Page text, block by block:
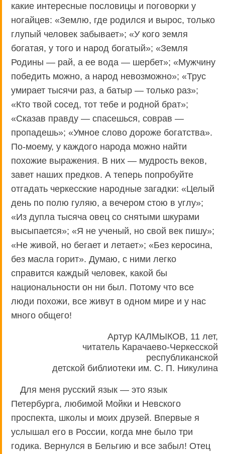
какие интересные пословицы и поговорки у
ногайцев: «Землю, где родился и вырос, только
глупый человек забывает»; «У кого земля
богатая, у того и народ богатый»; «Земля
Родины — рай, а ее вода — шербет»; «Мужчину
победить можно, а народ невозможно»; «Трус
умирает тысячи раз, а батыр — только раз»;
«Кто твой сосед, тот тебе и родной брат»;
«Сказав правду — спасешься, соврав —
пропадешь»; «Умное слово дороже богатства».
По-моему, у каждого народа можно найти
похожие выражения. В них — мудрость веков,
завет наших предков. А теперь попробуйте
отгадать черкесские народные загадки: «Целый
день по полю гуляю, а вечером стою в углу»;
«Из дупла тысяча овец со снятыми шкурами
высыпается»; «Я не ученый, но свой век пишу»;
«Не живой, но бегает и летает»; «Без керосина,
без масла горит». Думаю, с ними легко
справится каждый человек, какой бы
национальности он ни был. Потому что все
люди похожи, все живут в одном мире и у нас
много общего!
Артур КАЛМЫКОВ, 11 лет,
читатель Карачаево-Черкесской
республиканской
детской библиотеки им. С. П. Никулина
Для меня русский язык — это язык
Петербурга, любимой Мойки и Невского
проспекта, школы и моих друзей. Впервые я
услышал его в России, когда мне было три
годика. Вернулся в Бельгию и все забыл! Отец